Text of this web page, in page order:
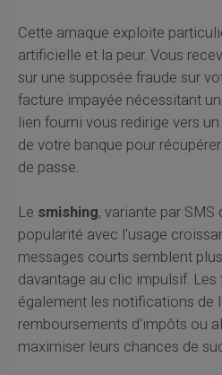
Cette arnaque exploite
artificielle et la peur. Vous
sur une supposée fraude sur
facture impayée nécessitant
lien fourni vous redirige vers
de votre banque pour
de passe.
Le smishing, variante par SMS
popularité avec l'usage
messages courts semblent
davantage au clic impulsif.
également les notifications de
remboursements d'impôts ou
maximiser leurs chances de